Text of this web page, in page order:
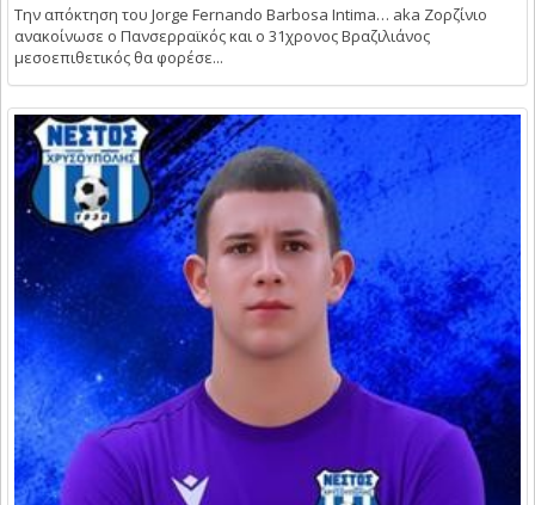
Την απόκτηση του Jorge Fernando Barbosa Intima… aka Ζορζίνιο
ανακοίνωσε ο Πανσερραϊκός και ο 31χρονος Βραζιλιάνος
μεσοεπιθετικός θα φορέσε...